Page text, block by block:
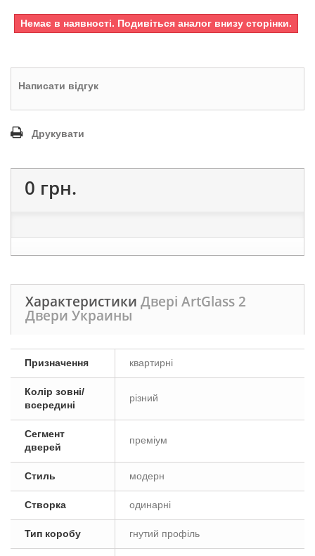
Немає в наявності. Подивіться аналог внизу сторінки.
Написати відгук
Друкувати
0 грн.
Характеристики Двері ArtGlass 2
Двери Украины
Призначення квартирні
Колір зовні/
всередині
різний
Сегмент
дверей
преміум
Стиль модерн
Створка одинарні
Тип коробу гнутий профіль